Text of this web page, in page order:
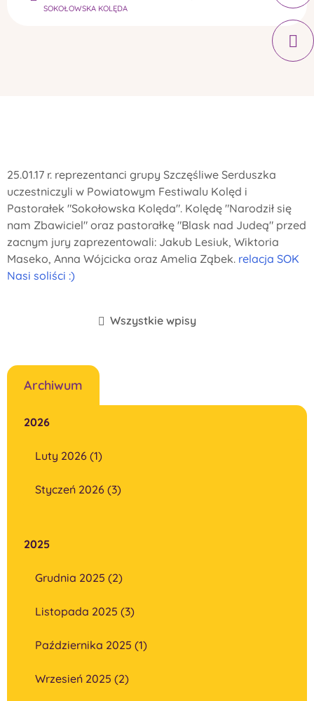
SOKOŁOWSKA KOLĘDA
25.01.17 r. reprezentanci grupy Szczęśliwe Serduszka
uczestniczyli w Powiatowym Festiwalu Kolęd i
Pastorałek "Sokołowska Kolęda". Kolędę "Narodził się
nam Zbawiciel" oraz pastorałkę "Blask nad Judeą" przed
zacnym jury zaprezentowali: Jakub Lesiuk, Wiktoria
Maseko, Anna Wójcicka oraz Amelia Ząbek. relacja SOK
Nasi soliści :)
Wszystkie wpisy
Archiwum
2026
Luty 2026 (1)
Styczeń 2026 (3)
2025
Grudnia 2025 (2)
Listopada 2025 (3)
Października 2025 (1)
Wrzesień 2025 (2)